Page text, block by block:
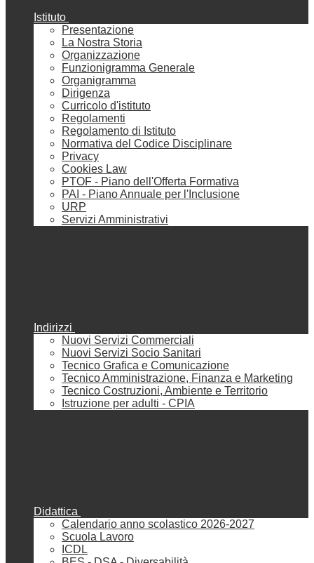
Istituto
Presentazione
La Nostra Storia
Organizzazione
Funzionigramma Generale
Organigramma
Dirigenza
Curricolo d'istituto
Regolamenti
Regolamento di Istituto
Normativa del Codice Disciplinare
Privacy
Cookies Law
PTOF - Piano dell'Offerta Formativa
PAI - Piano Annuale per l'Inclusione
URP
Servizi Amministrativi
Indirizzi
Nuovi Servizi Commerciali
Nuovi Servizi Socio Sanitari
Tecnico Grafica e Comunicazione
Tecnico Amministrazione, Finanza e Marketing
Tecnico Costruzioni, Ambiente e Territorio
Istruzione per adulti - CPIA
Didattica
Calendario anno scolastico 2026-2027
Scuola Lavoro
ICDL